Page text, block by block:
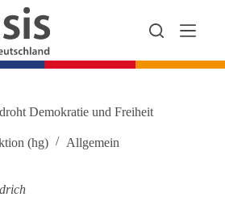
Demokratie und Freiheit
(hg) Allgemein